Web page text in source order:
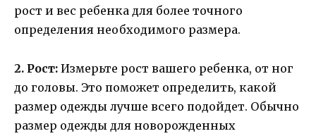
рост и вес ребенка для более точного
определения необходимого размера.
2. Рост: Измерьте рост вашего ребенка, от ног
до головы. Это поможет определить, какой
размер одежды лучше всего подойдет. Обычно
размер одежды для новорожденных